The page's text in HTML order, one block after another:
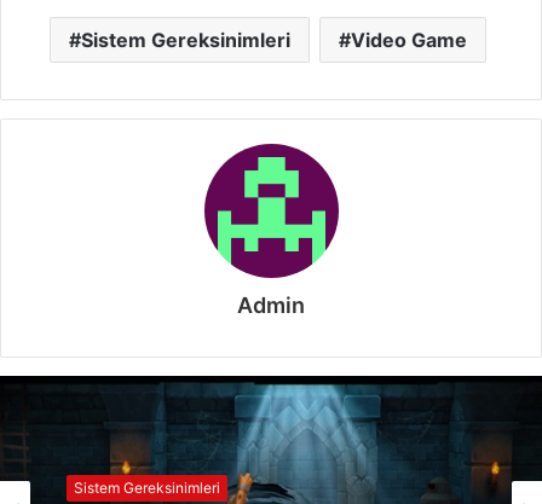
Sistem Gereksinimleri Video Game
Admin